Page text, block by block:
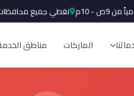
9ص - 10م نغطي جميع
الماركات مناطق